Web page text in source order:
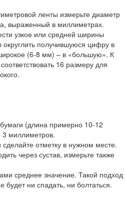
ленты измерьте диаметр
выраженный в миллиметрах.
узкое или средней ширины
получившуюся цифру в
(6-8 мм) – в «большую». К
16 размеру для
(длина примерно 10-12
3 миллиметров.
отметку в нужном месте.
через сустав, измерьте также
среднее значение. Такой подход
будет ни спадать, ни болтаться.